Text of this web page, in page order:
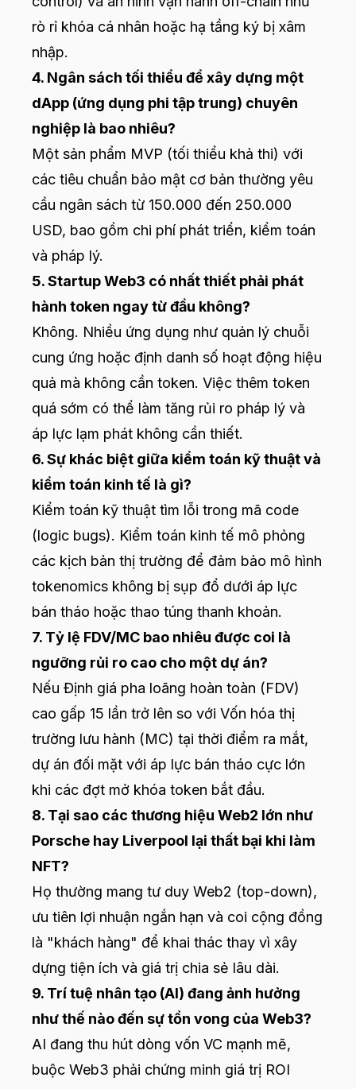
rò rỉ khóa cá nhân hoặc hạ tầng ký bị xâm
nhập.
4. Ngân sách tối thiểu để xây dựng một
dApp (ứng dụng phi tập trung) chuyên
nghiệp là bao nhiêu?
Một sản phẩm MVP (tối thiểu khả thi) với
các tiêu chuẩn bảo mật cơ bản thường yêu
cầu ngân sách từ 150.000 đến 250.000
USD, bao gồm chi phí phát triển, kiểm toán
và pháp lý.
5. Startup Web3 có nhất thiết phải phát
hành token ngay từ đầu không?
Không. Nhiều ứng dụng như quản lý chuỗi
cung ứng hoặc định danh số hoạt động hiệu
quả mà không cần token. Việc thêm token
quá sớm có thể làm tăng rủi ro pháp lý và
áp lực lạm phát không cần thiết.
6. Sự khác biệt giữa kiểm toán kỹ thuật và
kiểm toán kinh tế là gì?
Kiểm toán kỹ thuật tìm lỗi trong mã code
(logic bugs). Kiểm toán kinh tế mô phỏng
các kịch bản thị trường để đảm bảo mô hình
tokenomics không bị sụp đổ dưới áp lực
bán tháo hoặc thao túng thanh khoản.
7. Tỷ lệ FDV/MC bao nhiêu được coi là
ngưỡng rủi ro cao cho một dự án?
Nếu Định giá pha loãng hoàn toàn (FDV)
cao gấp 15 lần trở lên so với Vốn hóa thị
trường lưu hành (MC) tại thời điểm ra mắt,
dự án đối mặt với áp lực bán tháo cực lớn
khi các đợt mở khóa token bắt đầu.
8. Tại sao các thương hiệu Web2 lớn như
Porsche hay Liverpool lại thất bại khi làm
NFT?
Họ thường mang tư duy Web2 (top-down),
ưu tiên lợi nhuận ngắn hạn và coi cộng đồng
là "khách hàng" để khai thác thay vì xây
dựng tiện ích và giá trị chia sẻ lâu dài.
9. Trí tuệ nhân tạo (AI) đang ảnh hưởng
như thế nào đến sự tồn vong của Web3?
AI đang thu hút dòng vốn VC mạnh mẽ,
buộc Web3 phải chứng minh giá trị ROI